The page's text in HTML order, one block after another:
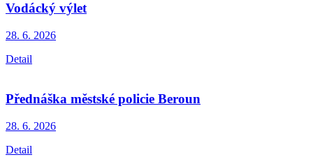
Vodácký výlet
28. 6. 2026
Detail
Přednáška městské policie Beroun
28. 6. 2026
Detail